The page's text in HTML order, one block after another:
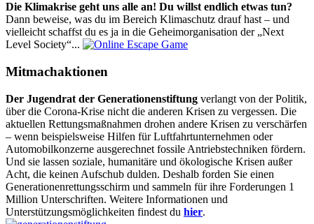
Die Klimakrise geht uns alle an! Du willst endlich etwas tun?
Dann beweise, was du im Bereich Klimaschutz drauf hast – und
vielleicht schaffst du es ja in die Geheimorganisation der „Next
Level Society“...
Mitmachaktionen
Der Jugendrat der Generationenstiftung verlangt von der Politik,
über die Corona-Krise nicht die anderen Krisen zu vergessen. Die
aktuellen Rettungsmaßnahmen drohen andere Krisen zu verschärfen
– wenn beispielsweise Hilfen für Luftfahrtunternehmen oder
Automobilkonzerne ausgerechnet fossile Antriebstechniken fördern.
Und sie lassen soziale, humanitäre und ökologische Krisen außer
Acht, die keinen Aufschub dulden. Deshalb forden Sie einen
Generationenrettungsschirm und sammeln für ihre Forderungen 1
Million Unterschriften. Weitere Informationen und
Unterstützungsmöglichkeiten findest du hier.